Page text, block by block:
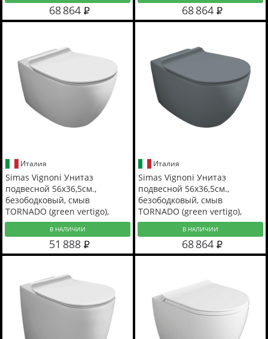
68 864 68 864
Италия
Simas Vignoni Унитаз
подвесной 56х36,5см.,
безободковый, смыв
TORNADO (green vertigo),
цвет: белый глянец
В НАЛИЧИИ
51 888
Италия
Simas Vignoni Унитаз
подвесной 56х36,5см.,
безободковый, смыв
TORNADO (green vertigo),
цвет: cemento matt
В НАЛИЧИИ
68 864